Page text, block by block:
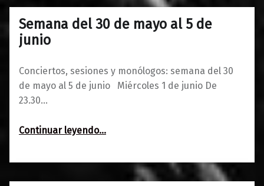
Semana del 30 de mayo al 5 de
junio
Conciertos, sesiones y monólogos: semana del 30
de mayo al 5 de junio Miércoles 1 de junio De
23.30…
Continuar leyendo“Semana del 30 de mayo al 5 de junio”
…
31/05/2016
0
Maravillas